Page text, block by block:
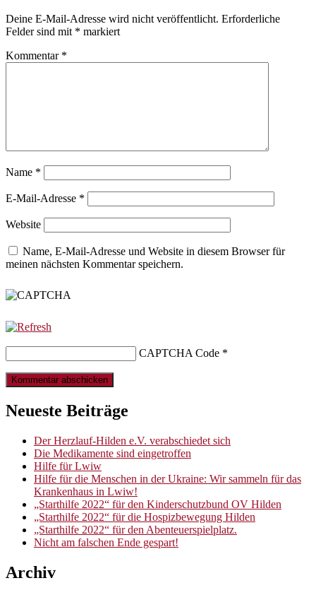
Deine E-Mail-Adresse wird nicht veröffentlicht. Erforderliche
Felder sind mit * markiert
Kommentar *
Name *
E-Mail-Adresse *
Website
Name, E-Mail-Adresse und Website in diesem Browser für
meinen nächsten Kommentar speichern.
CAPTCHA Code *
Neueste Beiträge
Der Herzlauf-Hilden e.V. verabschiedet sich
Die Medikamente sind eingetroffen
Hilfe für Lwiw
Hilfe für die Menschen in der Ukraine: Wir sammeln für das
Krankenhaus in Lwiw!
„Starthilfe 2022“ für den Kinderschutzbund OV Hilden
„Starthilfe 2022“ für die Hospizbewegung Hilden
„Starthilfe 2022“ für den Abenteuerspielplatz.
Nicht am falschen Ende gespart!
Archiv